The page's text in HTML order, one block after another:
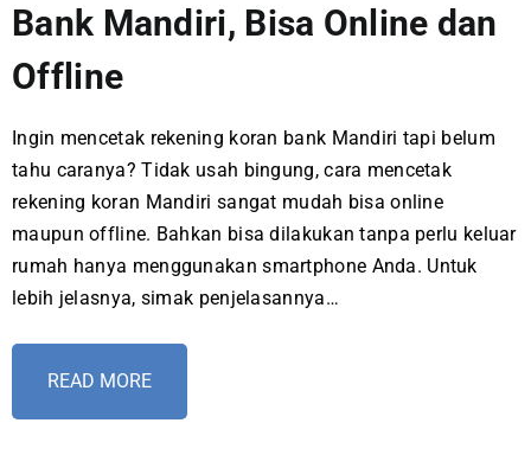
Bank Mandiri, Bisa Online dan
Offline
Ingin mencetak rekening koran bank Mandiri tapi belum
tahu caranya? Tidak usah bingung, cara mencetak
rekening koran Mandiri sangat mudah bisa online
maupun offline. Bahkan bisa dilakukan tanpa perlu keluar
rumah hanya menggunakan smartphone Anda. Untuk
lebih jelasnya, simak penjelasannya…
READ MORE